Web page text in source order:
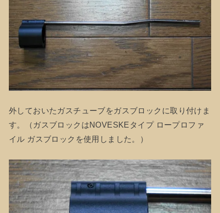
外しておいたガスチューブをガスブロックに取り付けま
す。（ガスブロックはNOVESKEタイプ ロープロファ
イル ガスブロックを使用しました。）